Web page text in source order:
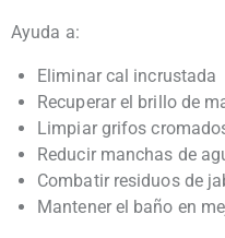
Ayuda a:
Eliminar cal incrustada
Recuperar el brillo de
Limpiar grifos
Reducir manchas de
Combatir residuos de
Mantener el baño en